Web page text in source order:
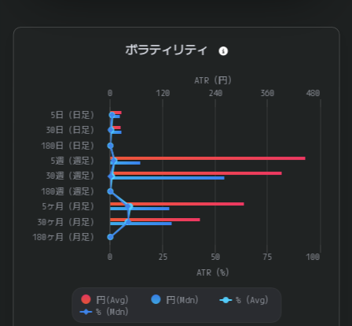
Combination chart with 4 data series.
The chart has 1 X axis displaying categories.
The chart has 2 Y axes displaying ATR（%） and ATR（円）.
ATR（%）
ATR（円）
円(Avg） 円(Mdn）
%（Avg）
%（Mdn）
5日（日足）
30日（日足）
180日（日足）
5週（週足）
30週（週足）
180週（週足）
5ヶ月（月足）
30ヶ月（月足）
180ヶ月（月足）
0 100
25 50 75
0 240 480
120 360
ボラティリティ